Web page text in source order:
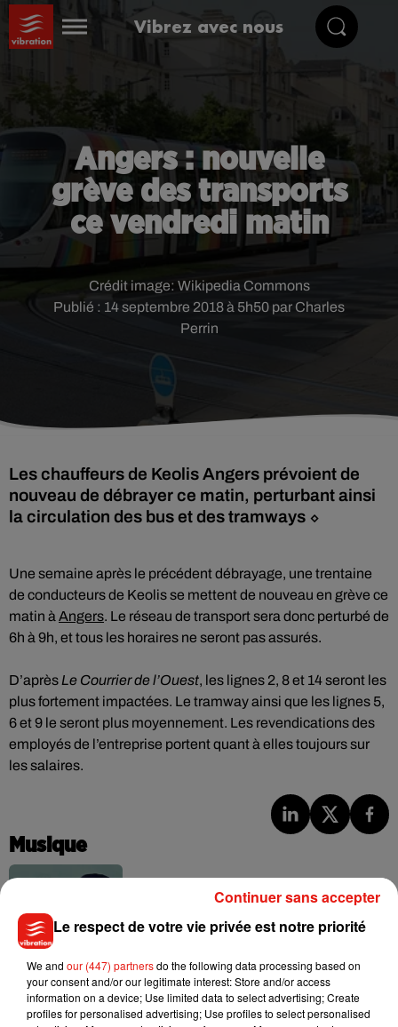
Vibrez avec nous
Angers : nouvelle
grève des transports
ce vendredi matin
Publié : 14 septembre 2018 à 5h50 par Charles
Perrin
Crédit image: Wikipedia Commons
Les chauffeurs de Keolis Angers prévoient de
nouveau de débrayer ce matin, perturbant ainsi
la circulation des bus et des tramways ⬦
Une semaine après le précédent débrayage, une trentaine
de conducteurs de Keolis se mettent de nouveau en grève ce
matin à Angers. Le réseau de transport sera donc perturbé de
6h à 9h, et tous les horaires ne seront pas assurés.
D’après Le Courrier de l’Ouest, les lignes 2, 8 et 14 seront les
plus fortement impactées. Le tramway ainsi que les lignes 5,
6 et 9 le seront plus moyennement. Les revendications des
employés de l’entreprise portent quant à elles toujours sur
les salaires.
Musique
Benny Blanco invite Selena Gomez et
Becky G sur son nouveau single
Le respect de votre vie privée est notre priorité
We and our (447) partnersdo the following data processing based on
your consent and/or our legitimate interest: Store and/or access
information on a device; Use limited data to select advertising; Create
profiles for personalised advertising; Use profiles to select personalised
Continuer sans accepter